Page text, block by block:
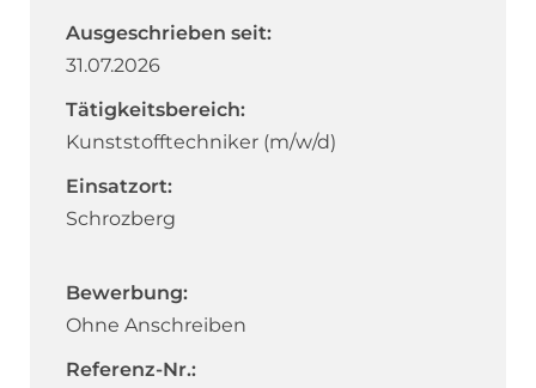
Ausgeschrieben seit:
31.07.2026
Tätigkeitsbereich:
Kunststofftechniker (m/w/d)
Einsatzort:
Schrozberg
Bewerbung:
Ohne Anschreiben
Referenz-Nr.: